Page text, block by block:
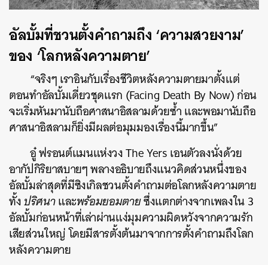
อัลบั้มที่ชวนตั้งคำถามถึง ‘ความสวยงาม’
ของ ‘โลกหลังความตาย’
“จริงๆ เราอินกับเรื่องชีวิตหลังความตายมาตั้งแต่
ตอนทำอัลบั้มเดี่ยวชุดแรก (Facing Death By Now) ก่อน
จะเริ่มหันมานับถือศาสนาอิสลามด้วยซ้ำ และพอมานับถือ
ศาสนาอิสลามก็ยิ่งมีผลต่อมุมมองเรื่องนี้มากขึ้น”
อู๋ ฟรอนต์แมนแห่งวง The Yers เอนตัวลงนั่งด้วย
อากัปกิริยาสบายๆ พลางอธิบายถึงแนวคิดส่วนหนึ่งของ
อัลบั้มล่าสุดที่มีซิงเกิลชวนตั้งคำถามต่อโลกหลังความตาย
ทั้งปริศนาและพร้อมยอมตายซึ่งแตกต่างจากเพลงใน 3
อัลบั้มก่อนหน้าที่เล่าผ่านแง่มุมความผิดหวังจากความรัก
เสียส่วนใหญ่ โดยมีสารตั้งต้นมาจากการตั้งคำถามถึงโลก
หลังความตาย